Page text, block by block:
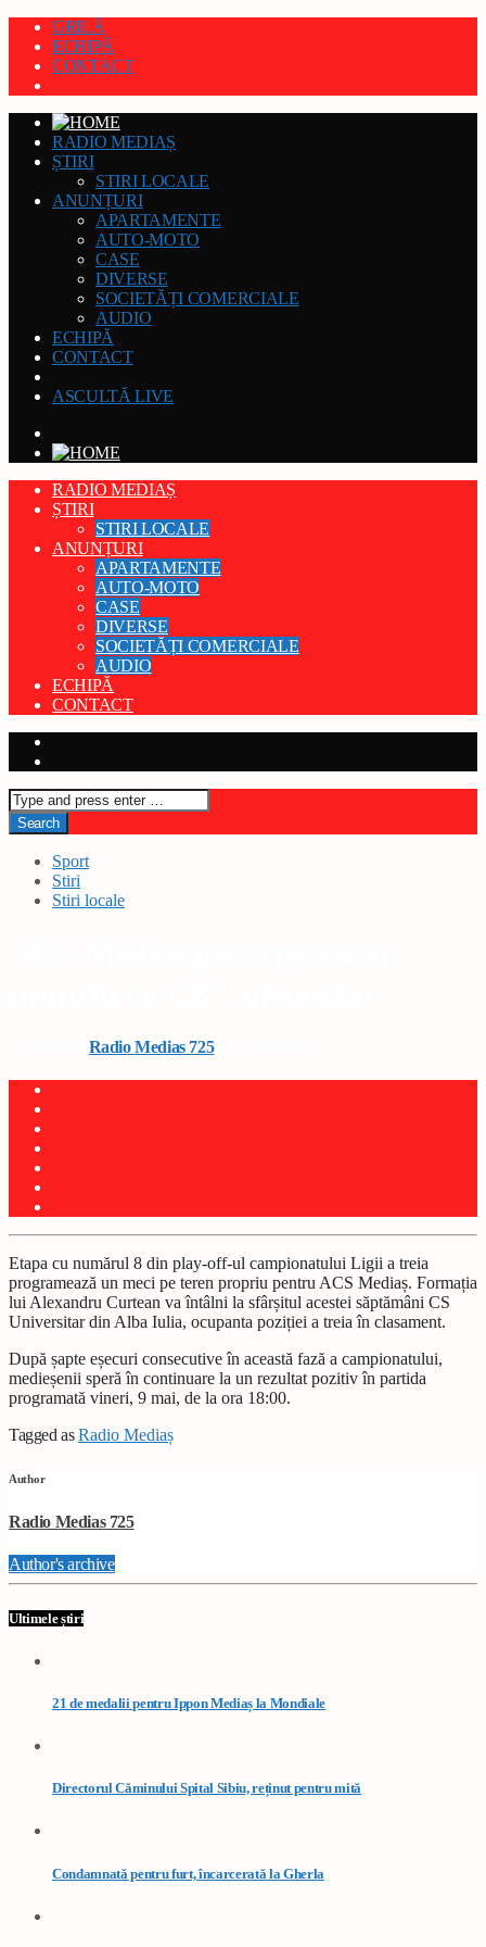
GRILĂ
ECHIPĂ
CONTACT
RADIO MEDIAȘ
ȘTIRI
STIRI LOCALE
ANUNȚURI
APARTAMENTE
AUTO-MOTO
CASE
DIVERSE
SOCIETĂȚI COMERCIALE
AUDIO
ECHIPĂ
CONTACT
ASCULTĂ LIVE
RADIO MEDIAȘ
ȘTIRI
STIRI LOCALE
ANUNȚURI
APARTAMENTE
AUTO-MOTO
CASE
DIVERSE
SOCIETĂȚI COMERCIALE
AUDIO
ECHIPĂ
CONTACT
Sport
Stiri
Stiri locale
Radio Medias 725on 7 mai 2025
Etapa cu numărul 8 din play-off-ul campionatului Ligii a treia
programează un meci pe teren propriu pentru ACS Mediaș. Formația
lui Alexandru Curtean va întâlni la sfârșitul acestei săptămâni CS
Universitar din Alba Iulia, ocupanta poziției a treia în clasament.
După șapte eșecuri consecutive în această fază a campionatului,
medieșenii speră în continuare la un rezultat pozitiv în partida
programată vineri, 9 mai, de la ora 18:00.
Tagged asRadio Mediaș
Author
Radio Medias 725
Author's archive
Ultimele știri
21 de medalii pentru Ippon Mediaș la Mondiale
Directorul Căminului Spital Sibiu, reținut pentru mită
Condamnată pentru furt, încarcerată la Gherla